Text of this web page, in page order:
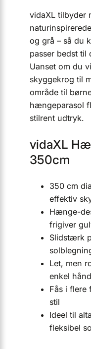
vidaXL tilbyder
og grå – så du
passer bedst til
Uanset om du
skyggekrog til
område til
hængeparasol
stilrent udtryk.
vidaXL
350cm
350 cm
effektiv
Hænge-
frigiver
Slidstærk
Let, men
enkel
Fås i flere
stil
Ideel til
fleksibel